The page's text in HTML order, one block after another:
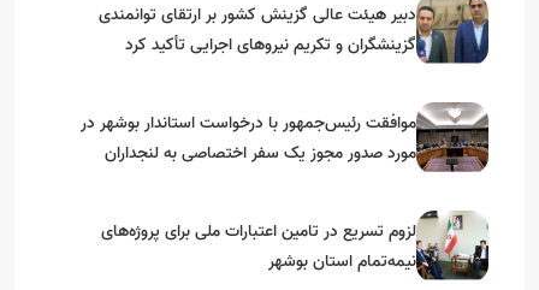
دبیر هیئت عالی گزینش کشور بر ارتقای توانمندی
گزینشگران و تکریم نیروهای اجرایی تأکید کرد
موافقت رئیس‌جمهور با درخواست استاندار بوشهر در
مورد صدور مجوز یک سفر اختصاصی به لنجداران
لزوم تسریع در تامین اعتبارات ملی برای پروژه‌های
نیمه‌تمام استان بوشهر